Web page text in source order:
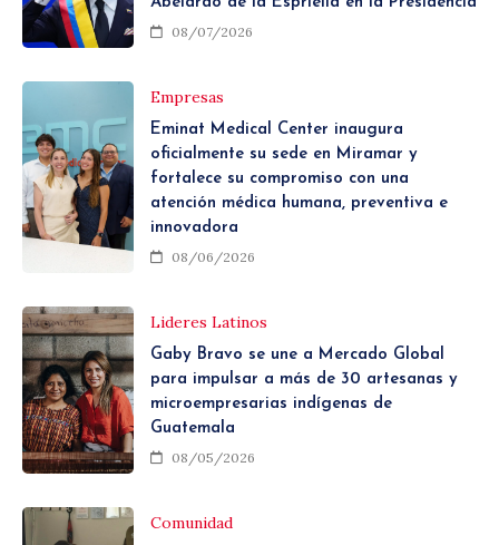
08/07/2026
Empresas
Eminat Medical Center inaugura
oficialmente su sede en Miramar y
fortalece su compromiso con una
atención médica humana, preventiva e
innovadora
08/06/2026
Lideres Latinos
Gaby Bravo se une a Mercado Global
para impulsar a más de 30 artesanas y
microempresarias indígenas de
Guatemala
08/05/2026
Comunidad